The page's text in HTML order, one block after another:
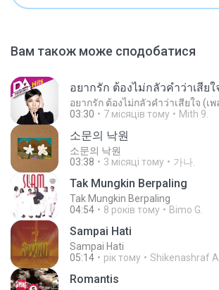
Вам також може сподобатися
03:30
7 місяців тому Mith 9.
소문의 낙원
소문의 낙원
03:38
3 місяці тому 가나.
Tak Mungkin Berpaling
Tak Mungkin Berpaling
04:54
8 років тому Bimo G.
Sampai Hati
Sampai Hati
05:14
рік тому Shikenashraf A.
Romantis